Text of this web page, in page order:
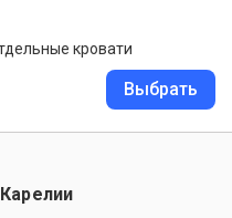
кровати
Выбрать
Карелии